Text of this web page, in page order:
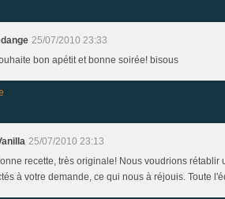
25/07/2010 23:33
bon apétit et bonne soirée! bisous
25/07/2010 23:13
recette, très originale! Nous voudrions
à votre demande, ce qui nous à réjouis. Toute